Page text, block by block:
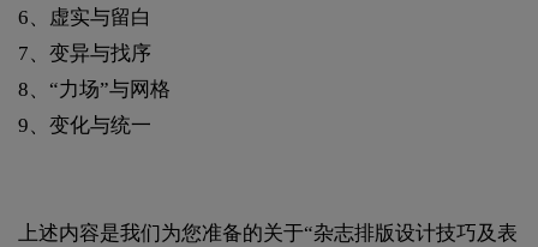
6、虚实与留白
7、变异与找序
8、“力场”与网格
9、变化与统一
上述内容是我们为您准备的关于“杂志排版设计技巧及表